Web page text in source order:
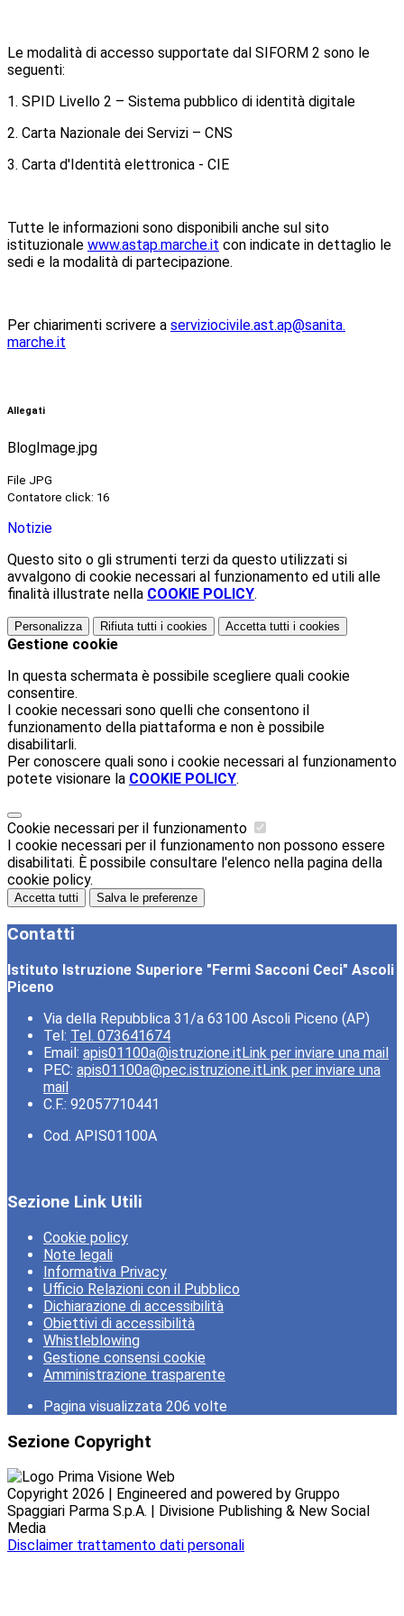
Le modalità di accesso supportate dal SIFORM 2 sono le
seguenti:
1. SPID Livello 2 – Sistema pubblico di identità digitale
2. Carta Nazionale dei Servizi – CNS
3. Carta d'Identità elettronica - CIE
Tutte le informazioni sono disponibili anche sul sito
istituzionale www.astap.marche.it con indicate in dettaglio le
sedi e la modalità di partecipazione.
Per chiarimenti scrivere a serviziocivile.ast.ap@sanita.
marche.it
Allegati
BlogImage.jpg
File JPG
Contatore click: 16
Notizie
Questo sito o gli strumenti terzi da questo utilizzati si
avvalgono di cookie necessari al funzionamento ed utili alle
finalità illustrate nella COOKIE POLICY.
Personalizza Rifiuta tutti i cookies Accetta tutti i cookies
Gestione cookie
In questa schermata è possibile scegliere quali cookie
consentire.
I cookie necessari sono quelli che consentono il
funzionamento della piattaforma e non è possibile
disabilitarli.
Per conoscere quali sono i cookie necessari al funzionamento
potete visionare la COOKIE POLICY.
Cookie necessari per il funzionamento
I cookie necessari per il funzionamento non possono essere
disabilitati. È possibile consultare l'elenco nella pagina della
cookie policy.
Accetta tutti Salva le preferenze
Contatti
Istituto Istruzione Superiore "Fermi Sacconi Ceci" Ascoli
Piceno
Via della Repubblica 31/a 63100 Ascoli Piceno (AP)
Tel: Tel. 073641674
Email: apis01100a@istruzione.itLink per inviare una mail
PEC: apis01100a@pec.istruzione.itLink per inviare una
mail
C.F.: 92057710441
Cod. APIS01100A
Sezione Link Utili
Cookie policy
Note legali
Informativa Privacy
Ufficio Relazioni con il Pubblico
Dichiarazione di accessibilità
Obiettivi di accessibilità
Whistleblowing
Gestione consensi cookie
Amministrazione trasparente
Pagina visualizzata 206 volte
Sezione Copyright
Copyright 2026 | Engineered and powered by Gruppo
Spaggiari Parma S.p.A. | Divisione Publishing & New Social
Media
Disclaimer trattamento dati personali